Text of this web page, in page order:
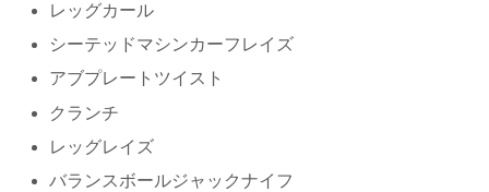
レッグカール
シーテッドマシンカーフレイズ
アブプレートツイスト
クランチ
レッグレイズ
バランスボールジャックナイフ